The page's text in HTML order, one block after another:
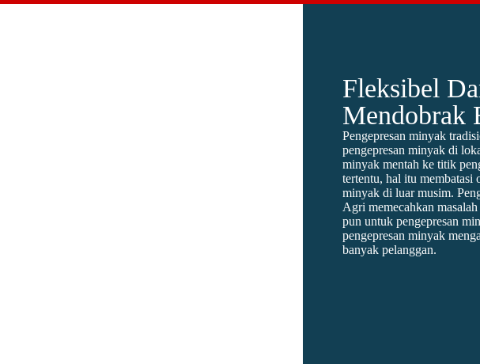
Fleksibel
Mendobrak
Pengepresan minyak
pengepresan minyak di
minyak mentah ke titik
tertentu, hal itu membatasi
minyak di luar musim.
Agri memecahkan
pun untuk pengepresan
pengepresan minyak
banyak pelanggan.